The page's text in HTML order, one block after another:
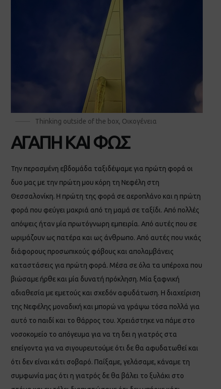
Thinking outside of the box, Οικογένεια
ΑΓΑΠΗ ΚΑΙ ΦΩΣ
Την περασμένη εβδομάδα ταξιδέψαμε για πρώτη φορά οι
δυο μας με την πρώτη μου κόρη τη Νεφέλη στη
Θεσσαλονίκη. Η πρώτη της φορά σε αεροπλάνο και η πρώτη
φορά που φεύγει μακριά από τη μαμά σε ταξίδι. Από πολλές
απόψεις ήταν μία πρωτόγνωρη εμπειρία. Από αυτές που σε
ωριμάζουν ως πατέρα και ως άνθρωπο. Από αυτές που νικάς
διάφορους προσωπικούς φόβους και απολαμβάνεις
καταστάσεις για πρώτη φορά. Μέσα σε όλα τα υπέροχα που
βιώσαμε ήρθε και μία δυνατή πρόκληση. Μία ξαφνική
αδιαθεσία με εμετούς και σχεδόν αφυδάτωση. Η διαχείριση
της Νεφέλης μοναδική και μπορώ να γράψω τόσα πολλά για
αυτό το παιδί και το θάρρος του. Χρειάστηκε να πάμε στο
νοσοκομείο το απόγευμα για να τη δει η γιατρός στα
επείγοντα για να σιγουρευτούμε ότι δε θα αφυδατωθεί και
ότι δεν είναι κάτι σοβαρό. Παίξαμε, γελάσαμε, κάναμε τη
συμφωνία μας ότι η γιατρός δε θα βάλει το ξυλάκι στο